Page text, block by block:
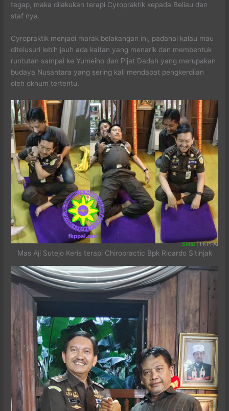
tegap, maka dilakukan terapi Cyropraktik kepada Beliau dan
staf nya.
Cyropraktik menjadi marak belakangan ini, padahal kalau mau
ditelusuri lebih jauh ada kaitan yang menarik dan membentuk
runtutan sampai ke Yumeiho dan Pijat Dadah yang merupakan
budaya Nusantara yang sering kali mendapat pengkerdilan
oleh oknum tertentu.
Senu| FKPPAI
Mas Aji Sutejo Keris terapi Chiropractic Bpk Ricardo Sitinjak